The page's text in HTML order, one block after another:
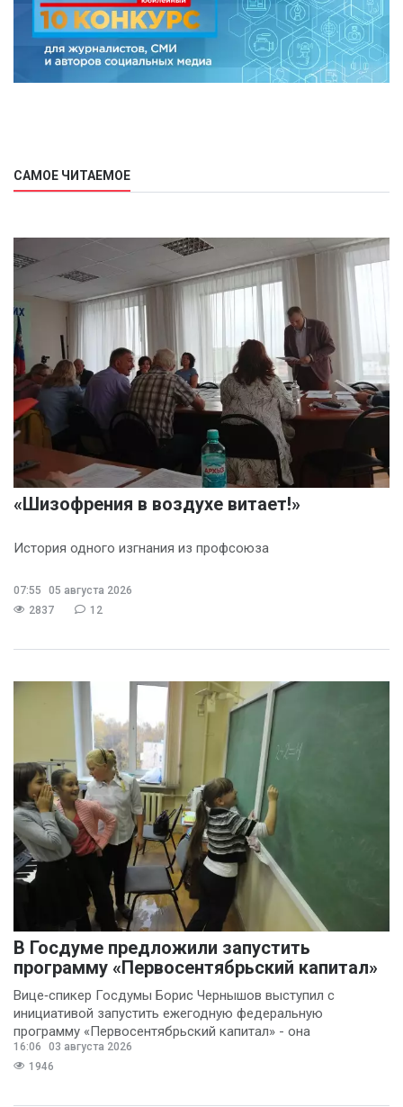
САМОЕ ЧИТАЕМОЕ
«Шизофрения в воздухе витает!»
История одного изгнания из профсоюза
07:55
05 августа 2026
2837
12
В Госдуме предложили запустить
программу «Первосентябрьский капитал»
Вице‑спикер Госдумы Борис Чернышов выступил с
инициативой запустить ежегодную федеральную
программу «Первосентябрьский капитал» - она
предполагает
16:06
03 августа 2026
1946